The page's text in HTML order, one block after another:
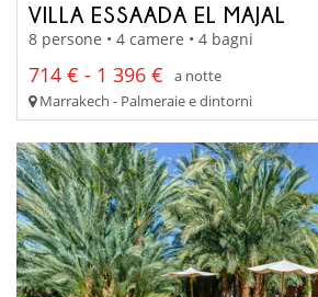
VILLA ESSAADA EL MAJAL
8 persone • 4 camere • 4 bagni
714 € - 1 396 €
a notte
Marrakech - Palmeraie e dintorni